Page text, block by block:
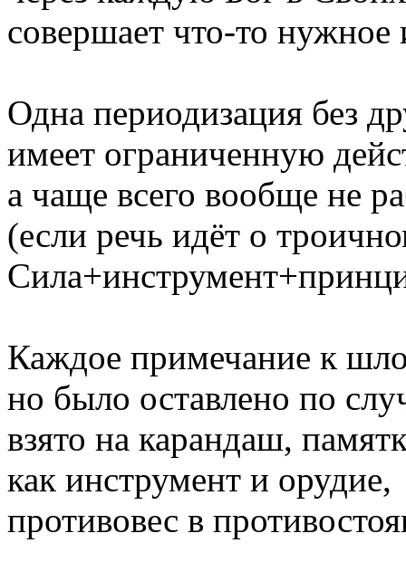
совершает что-то нужное
Одна периодизация без
имеет ограниченную
а чаще всего вообще не
(если речь идёт о
Каждое примечание к
но было оставлено по
взято на карандаш,
как инструмент и орудие,
противовес в